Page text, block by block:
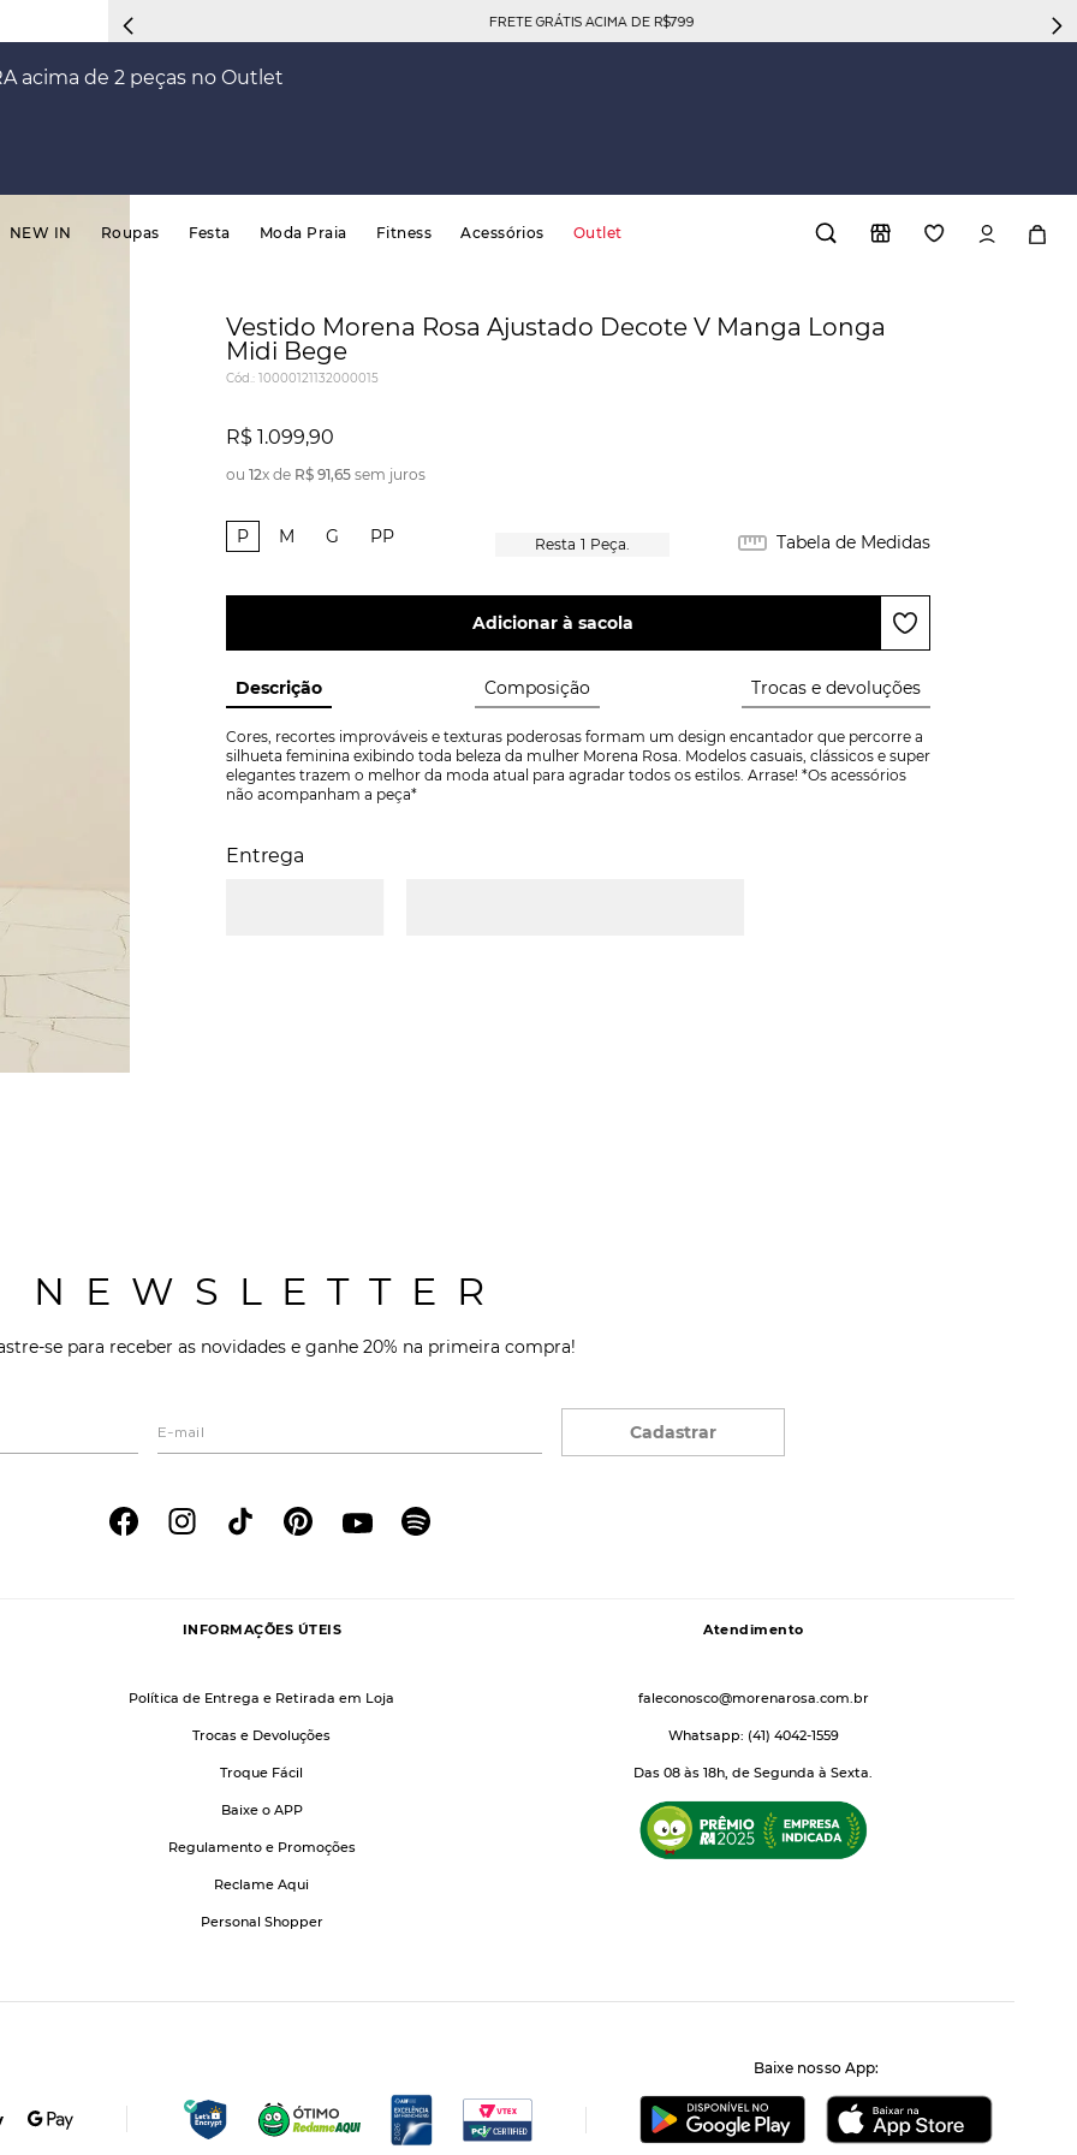
FRETE GRÁTIS ACIMA DE R$799
acima de 2 peças no Outlet
NEW IN Roupas Festa Moda Praia Fitness Acessórios Outlet
Vestido Morena Rosa Ajustado Decote V Manga Longa
Midi Bege
Cód.: 10000121132000015
R$ 1.099,90
ou 12x de R$ 91,65 sem juros
P M G PP 1 Peça. Tabela de Medidas
Adicionar à sacola
Descrição Composição Trocas e devoluções
Cores, recortes improváveis e texturas poderosas formam um design encantador que percorre a
silhueta feminina exibindo toda beleza da mulher Morena Rosa. Modelos casuais, clássicos e super
elegantes trazem o melhor da moda atual para agradar todos os estilos. Arrase! *Os acessórios
não acompanham a peça*
Entrega
NEWSLETTER
se para receber as novidades e ganhe 20% na primeira compra!
Cadastrar
INFORMAÇÕES ÚTEIS
Política de Entrega e Retirada em Loja
Trocas e Devoluções
Troque Fácil
Baixe o APP
Regulamento e Promoções
Reclame Aqui
Personal Shopper
Atendimento
faleconosco@morenarosa.com.br
Whatsapp: (41) 4042-1559
Das 08 às 18h, de Segunda à Sexta.
Baixe nosso App: